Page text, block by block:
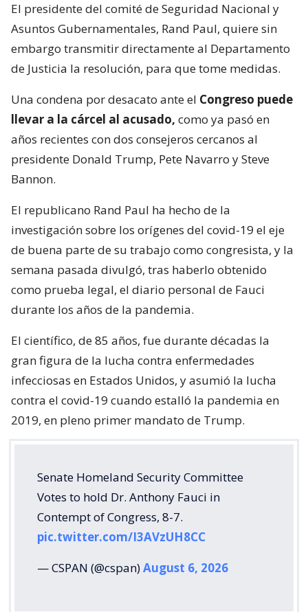
El presidente del comité de Seguridad Nacional y
Asuntos Gubernamentales, Rand Paul, quiere sin
embargo transmitir directamente al Departamento
de Justicia la resolución, para que tome medidas.
Una condena por desacato ante el Congreso puede
llevar a la cárcel al acusado, como ya pasó en
años recientes con dos consejeros cercanos al
presidente Donald Trump, Pete Navarro y Steve
Bannon.
El republicano Rand Paul ha hecho de la
investigación sobre los orígenes del covid-19 el eje
de buena parte de su trabajo como congresista, y la
semana pasada divulgó, tras haberlo obtenido
como prueba legal, el diario personal de Fauci
durante los años de la pandemia.
El científico, de 85 años, fue durante décadas la
gran figura de la lucha contra enfermedades
infecciosas en Estados Unidos, y asumió la lucha
contra el covid-19 cuando estalló la pandemia en
2019, en pleno primer mandato de Trump.
Senate Homeland Security Committee
Votes to hold Dr. Anthony Fauci in
Contempt of Congress, 8-7.
pic.twitter.com/I3AVzUH8CC
— CSPAN (@cspan)August 6, 2026